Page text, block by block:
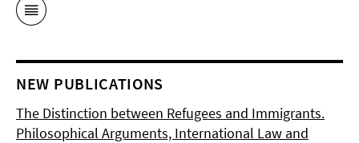
NEW PUBLICATIONS
The Distinction between Refugees and Immigrants.
Philosophical Arguments, International Law and